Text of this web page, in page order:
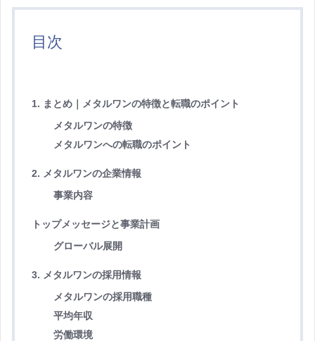
目次
1. まとめ｜メタルワンの特徴と転職のポイント
メタルワンの特徴
メタルワンへの転職のポイント
2. メタルワンの企業情報
事業内容
トップメッセージと事業計画
グローバル展開
3. メタルワンの採用情報
メタルワンの採用職種
平均年収
労働環境